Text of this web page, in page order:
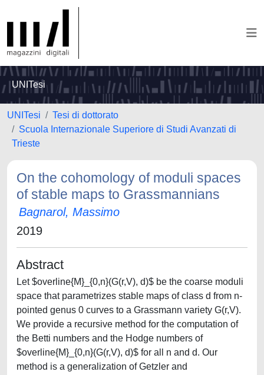
UNITesi
UNITesi
Tesi di dottorato
Scuola Internazionale Superiore di Studi Avanzati di
Trieste
On the cohomology of moduli spaces
of stable maps to Grassmannians
Bagnarol, Massimo
2019
Abstract
Let $overline{M}_{0,n}(G(r,V), d)$ be the coarse moduli
space that parametrizes stable maps of class d from n-
pointed genus 0 curves to a Grassmann variety G(r,V).
We provide a recursive method for the computation of
the Betti numbers and the Hodge numbers of
$overline{M}_{0,n}(G(r,V), d)$ for all n and d. Our
method is a generalization of Getzler and